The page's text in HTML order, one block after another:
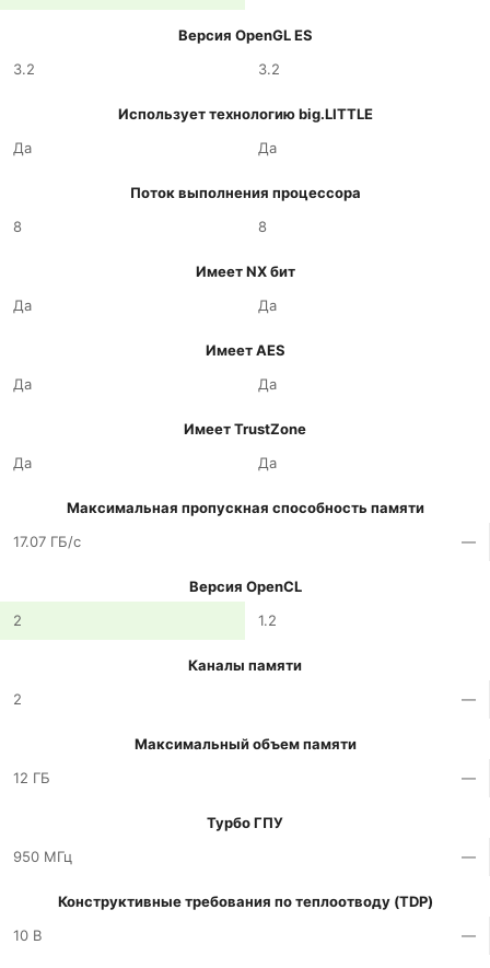
Версия OpenGL ES
3.2
3.2
Использует технологию big.LITTLE
Да
Да
Поток выполнения процессора
8
8
Имеет NX бит
Да
Да
Имеет AES
Да
Да
Имеет TrustZone
Да
Да
Максимальная пропускная способность памяти
17.07 ГБ/с
—
Версия OpenCL
2
1.2
Каналы памяти
2
—
Максимальный объем памяти
12 ГБ
—
Турбо ГПУ
950 МГц
—
Конструктивные требования по теплоотводу (TDP)
10 В
—